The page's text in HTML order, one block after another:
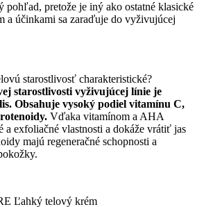
pohľad, pretože je iný ako ostatné klasické
a účinkami sa zaraďuje do vyživujúcej
starostlivosť charakteristické?
starostlivosti vyživujúcej línie je
Obsahuje vysoký podiel vitamínu C,
. Vďaka vitamínom a AHA
a exfoliačné vlastnosti a dokáže vrátiť jas
majú regeneračné schopnosti a